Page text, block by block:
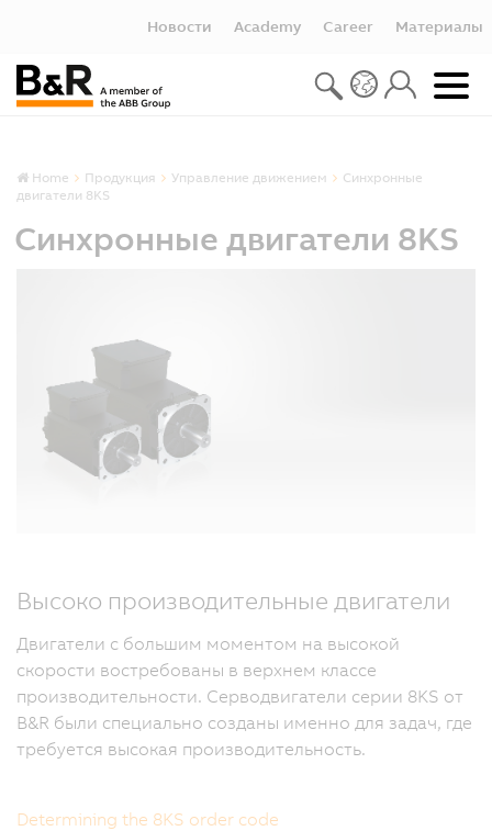
Новости Academy Career Материалы
Home Продукция Управление движением
Синхронные
двигатели 8KS
Синхронные двигатели 8KS
Высоко производительные двигатели
Двигатели с большим моментом на высокой
скорости востребованы в верхнем классе
производительности. Серводвигатели серии 8KS от
B&R были специально созданы именно для задач, где
требуется высокая производительность.
Determining the 8KS order code